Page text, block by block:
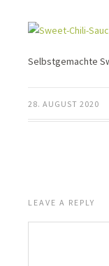
Selbstgemachte
28. AUGUST 2020
LEAVE A REPLY